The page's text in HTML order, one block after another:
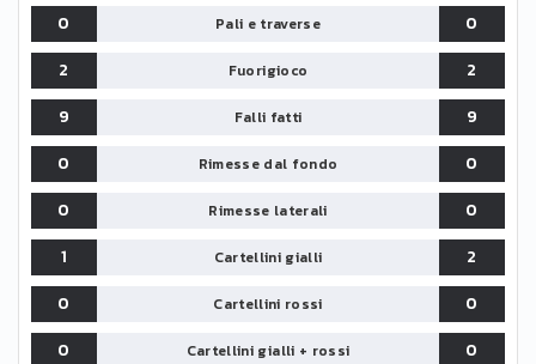
0
Pali e traverse
0
2
Fuorigioco
2
9
Falli fatti
9
0
Rimesse dal fondo
0
0
Rimesse laterali
0
1
Cartellini gialli
2
0
Cartellini rossi
0
0
Cartellini gialli + rossi
0